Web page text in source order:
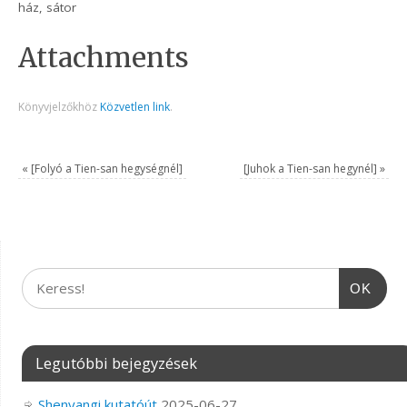
ház, sátor
Attachments
Könyvjelzőkhöz Közvetlen link.
« [Folyó a Tien-san hegységnél] [Juhok a Tien-san hegynél] »
OK
Legutóbbi bejegyzések